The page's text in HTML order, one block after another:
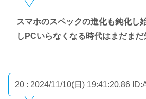
スマホのスペックの進化も鈍化し
しPCいらなくなる時代はまだまだ
20 : 2024/11/10(日) 19:41:20.86